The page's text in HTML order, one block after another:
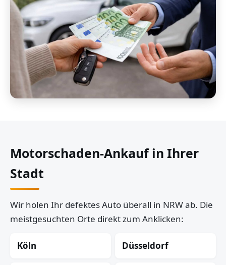
Motorschaden-Ankauf in Ihrer
Stadt
Wir holen Ihr defektes Auto überall in NRW ab. Die
meistgesuchten Orte direkt zum Anklicken:
Köln Düsseldorf